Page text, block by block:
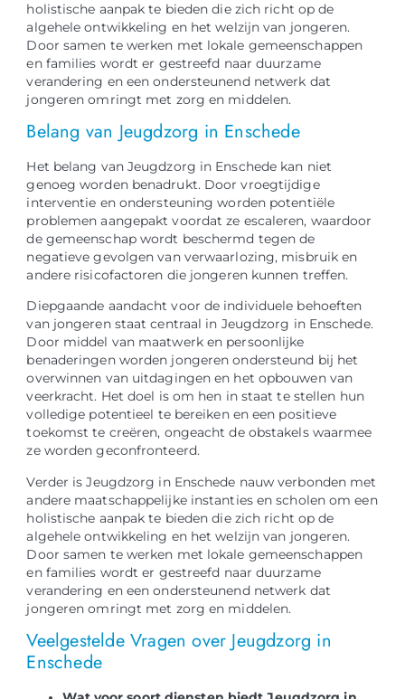
holistische aanpak te bieden die zich richt op de
algehele ontwikkeling en het welzijn van jongeren.
Door samen te werken met lokale gemeenschappen
en families wordt er gestreefd naar duurzame
verandering en een ondersteunend netwerk dat
jongeren omringt met zorg en middelen.
Belang van Jeugdzorg in Enschede
Het belang van Jeugdzorg in Enschede kan niet
genoeg worden benadrukt. Door vroegtijdige
interventie en ondersteuning worden potentiële
problemen aangepakt voordat ze escaleren, waardoor
de gemeenschap wordt beschermd tegen de
negatieve gevolgen van verwaarlozing, misbruik en
andere risicofactoren die jongeren kunnen treffen.
Diepgaande aandacht voor de individuele behoeften
van jongeren staat centraal in Jeugdzorg in Enschede.
Door middel van maatwerk en persoonlijke
benaderingen worden jongeren ondersteund bij het
overwinnen van uitdagingen en het opbouwen van
veerkracht. Het doel is om hen in staat te stellen hun
volledige potentieel te bereiken en een positieve
toekomst te creëren, ongeacht de obstakels waarmee
ze worden geconfronteerd.
Verder is Jeugdzorg in Enschede nauw verbonden met
andere maatschappelijke instanties en scholen om een
holistische aanpak te bieden die zich richt op de
algehele ontwikkeling en het welzijn van jongeren.
Door samen te werken met lokale gemeenschappen
en families wordt er gestreefd naar duurzame
verandering en een ondersteunend netwerk dat
jongeren omringt met zorg en middelen.
Veelgestelde Vragen over Jeugdzorg in
Enschede